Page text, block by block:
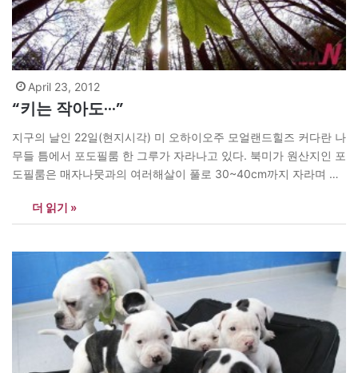
April 23, 2012
“키는 작아도···”
지구의 날인 22일(현지시각) 미 오하이오주 모얼랜드힐즈 커다란 나
무들 틈에서 포도필룸 한 그루가 자라나고 있다. 북미가 원산지인 포
도필룸은 매자나뭇과의 여러해살이 풀로 30~40cm까지 자라며 방
밑을 향해 피고 열매는 노랗게 익는다. 뿌리줄기에서 수지를 채취해
약용한다. <AP/> news@theasian.asia
더 읽기 »